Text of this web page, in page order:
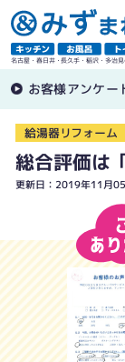
名古屋・春日井・長久手・稲沢・多治
お客様アンケー
給湯器リフォーム
総合評価は
更新日：2019年11月